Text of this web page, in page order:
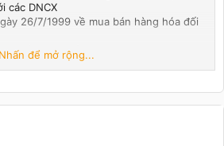
các DNCX
26/7/1999 về mua bán hàng hóa đối
về quy chế khu CN, khu CX, khu
nào trong 3 VB còn lại trái với TT120
Nhấn để mở rộng...